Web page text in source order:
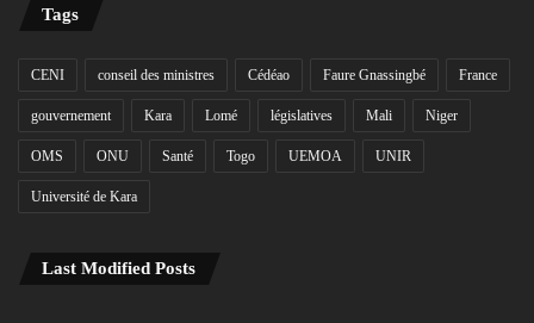
Tags
CENI conseil des ministres Cédéao Faure Gnassingbé France
gouvernement Kara Lomé législatives Mali Niger
OMS ONU Santé Togo UEMOA UNIR
Université de Kara
Last Modified Posts